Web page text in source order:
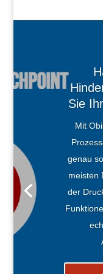
Sie
Mit
genau
meisten
der